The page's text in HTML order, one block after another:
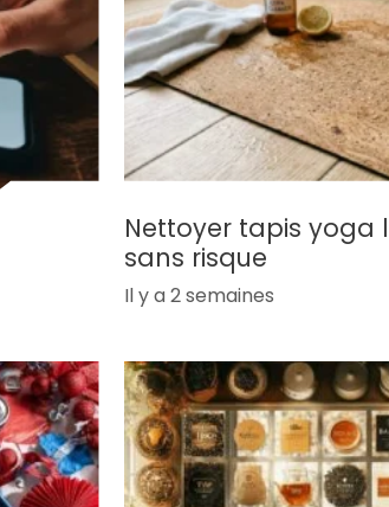
Nettoyer tapis yoga
sans risque
Il y a 2 semaines